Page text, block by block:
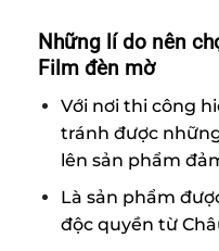
Những lí do nên
Film đèn mờ
Với nơi thi công
tránh được
lên sản phẩm
Là sản phẩm
độc quyền từ